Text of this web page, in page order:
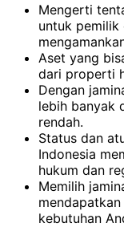
Mengerti
untuk pemilik
Aset yang
dari properti
Dengan
lebih banyak
rendah.
Status dan
Indonesia
hukum dan
Memilih
mendapatkan
kebutuhan